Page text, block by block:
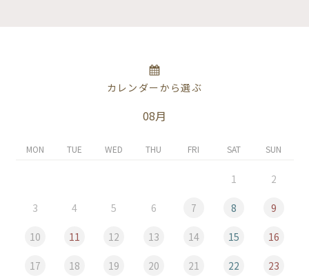
カレンダーから選ぶ
08月
MON TUE WED THU FRI SAT SUN
1 2
3 4 5 6 7 8 9
10 11 12 13 14 15 16
17 18 19 20 21 22 23